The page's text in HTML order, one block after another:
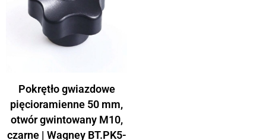
Pokrętło gwiazdowe
pięcioramienne 50 mm,
otwór gwintowany M10,
czarne | Wagney BT.PK5-